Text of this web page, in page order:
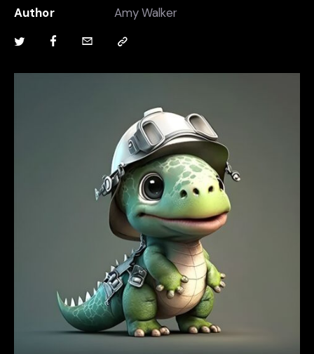
Author
Amy Walker